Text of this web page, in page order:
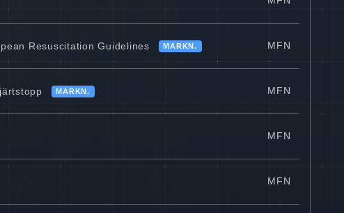
Resuscitation Guidelines MARKN. MFN
MARKN. MFN
MFN
MFN